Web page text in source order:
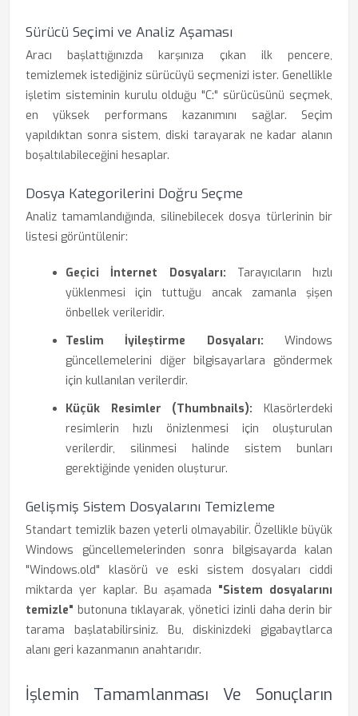
Sürücü Seçimi ve Analiz Aşaması
Aracı başlattığınızda karşınıza çıkan ilk pencere,
temizlemek istediğiniz sürücüyü seçmenizi ister. Genellikle
işletim sisteminin kurulu olduğu "C:" sürücüsünü seçmek,
en yüksek performans kazanımını sağlar. Seçim
yapıldıktan sonra sistem, diski tarayarak ne kadar alanın
boşaltılabileceğini hesaplar.
Dosya Kategorilerini Doğru Seçme
Analiz tamamlandığında, silinebilecek dosya türlerinin bir
listesi görüntülenir:
Geçici İnternet Dosyaları: Tarayıcıların hızlı
yüklenmesi için tuttuğu ancak zamanla şişen
önbellek verileridir.
Teslim İyileştirme Dosyaları: Windows
güncellemelerini diğer bilgisayarlara göndermek
için kullanılan verilerdir.
Küçük Resimler (Thumbnails): Klasörlerdeki
resimlerin hızlı önizlenmesi için oluşturulan
verilerdir, silinmesi halinde sistem bunları
gerektiğinde yeniden oluşturur.
Gelişmiş Sistem Dosyalarını Temizleme
Standart temizlik bazen yeterli olmayabilir. Özellikle büyük
Windows güncellemelerinden sonra bilgisayarda kalan
"Windows.old" klasörü ve eski sistem dosyaları ciddi
miktarda yer kaplar. Bu aşamada "Sistem dosyalarını
temizle" butonuna tıklayarak, yönetici izinli daha derin bir
tarama başlatabilirsiniz. Bu, diskinizdeki gigabaytlarca
alanı geri kazanmanın anahtarıdır.
İşlemin Tamamlanması Ve Sonuçların